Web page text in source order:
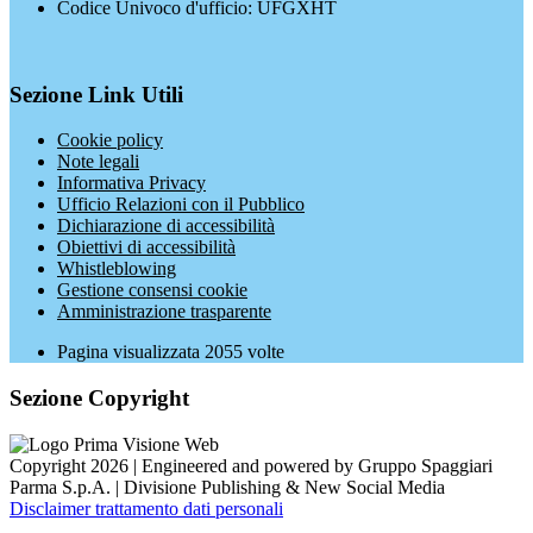
Codice Univoco d'ufficio: UFGXHT
Sezione Link Utili
Cookie policy
Note legali
Informativa Privacy
Ufficio Relazioni con il Pubblico
Dichiarazione di accessibilità
Obiettivi di accessibilità
Whistleblowing
Gestione consensi cookie
Amministrazione trasparente
Pagina visualizzata 2055 volte
Sezione Copyright
Copyright 2026 | Engineered and powered by Gruppo Spaggiari
Parma S.p.A. | Divisione Publishing & New Social Media
Disclaimer trattamento dati personali